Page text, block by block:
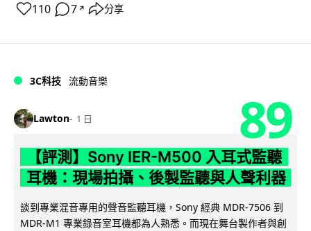
110 7 ↗ 分享
3C科技 流動音樂
Lawton 1 日 89
【評測】Sony IER-M500 入耳式監聽
耳機：現場拍攝、後製監聽與人聲利器
談到專業混音專用的聲音監聽耳機，Sony 經典 MDR-7506 到
MDR-M1 專業錄音室耳機都為人熟悉。而現在舞台製作者與創